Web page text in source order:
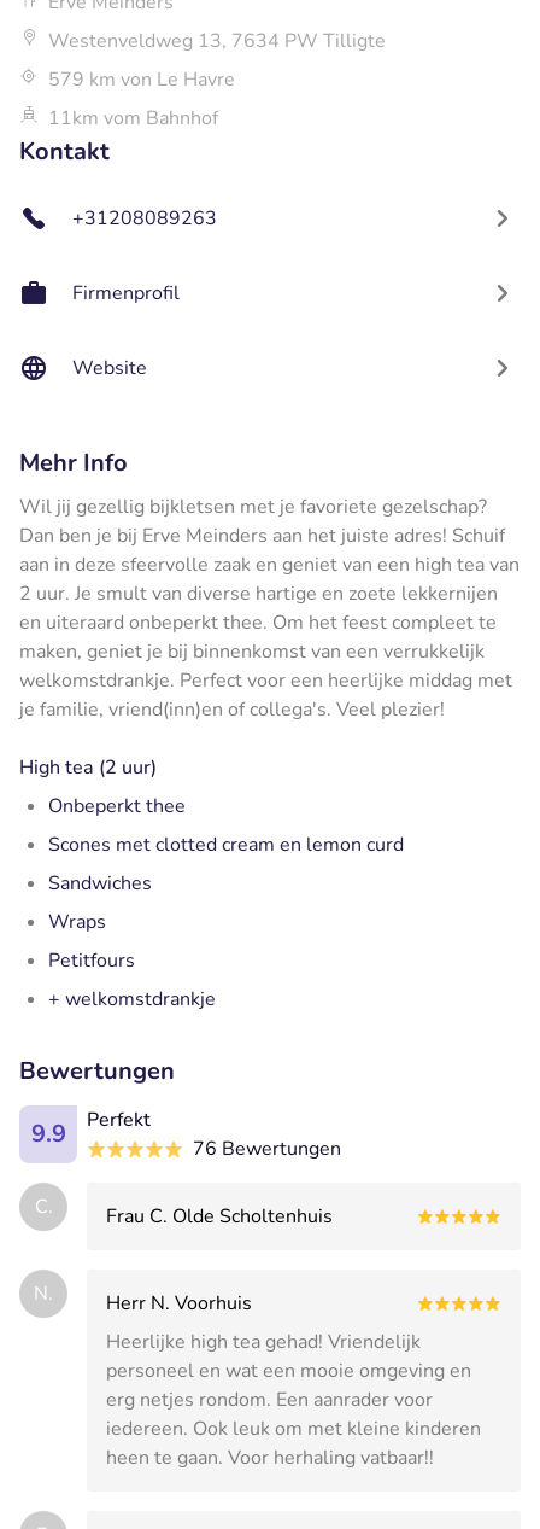
Westenveldweg 13, 7634 PW Tilligte
579 km von Le Havre
11km vom Bahnhof
Kontakt
+31208089263
Firmenprofil
Website
Mehr Info
Wil jij gezellig bijkletsen met je favoriete gezelschap?
Dan ben je bij Erve Meinders aan het juiste adres! Schuif
aan in deze sfeervolle zaak en geniet van een high tea van
2 uur. Je smult van diverse hartige en zoete lekkernijen
en uiteraard onbeperkt thee. Om het feest compleet te
maken, geniet je bij binnenkomst van een verrukkelijk
welkomstdrankje. Perfect voor een heerlijke middag met
je familie, vriend(inn)en of collega's. Veel plezier!
High tea (2 uur)
Onbeperkt thee
Scones met clotted cream en lemon curd
Sandwiches
Wraps
Petitfours
+ welkomstdrankje
Bewertungen
9.9
Perfekt
76 Bewertungen
C. Frau C. Olde Scholtenhuis
N.
Herr N. Voorhuis
Heerlijke high tea gehad! Vriendelijk
personeel en wat een mooie omgeving en
erg netjes rondom. Een aanrader voor
iedereen. Ook leuk om met kleine kinderen
heen te gaan. Voor herhaling vatbaar!!